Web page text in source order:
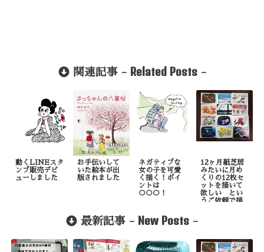
関連記事 - Related Posts-
動くLINEスタ
ンプ販売デビ
ューしました
お手伝いして
いた絵本が出
版されました
ネガティブな
女の子を可愛
く描く！ポイ
ントは
○○○！
12ヶ月紙芝居
みたいに月め
くりの12枚セ
ットを描いて
欲しい とい
うご依頼で描
最新記事 - New Posts -